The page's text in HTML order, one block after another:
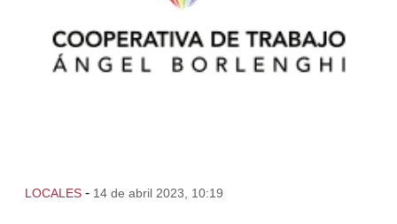
LOCALES - 14 de abril 2023, 10:19